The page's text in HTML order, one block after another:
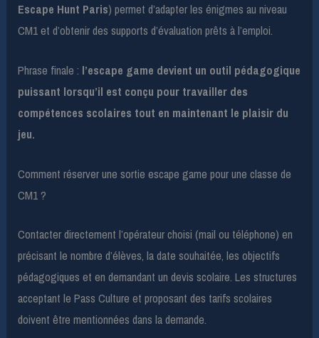
Escape Hunt Paris) permet d’adapter les énigmes au niveau
CM1 et d’obtenir des supports d’évaluation prêts à l’emploi.
Phrase finale : l’escape game devient un outil pédagogique
puissant lorsqu’il est conçu pour travailler des
compétences scolaires tout en maintenant le plaisir du
jeu.
Comment réserver une sortie escape game pour une classe de
CM1 ?
Contacter directement l’opérateur choisi (mail ou téléphone) en
précisant le nombre d’élèves, la date souhaitée, les objectifs
pédagogiques et en demandant un devis scolaire. Les structures
acceptant le Pass Culture et proposant des tarifs scolaires
doivent être mentionnées dans la demande.